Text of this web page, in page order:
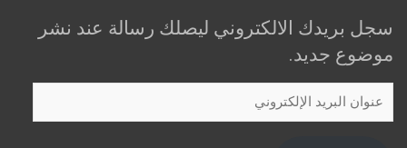
سجل بريدك الالكتروني ليصلك رسالة عند نشر
موضوع جديد.
عنوان
البريد